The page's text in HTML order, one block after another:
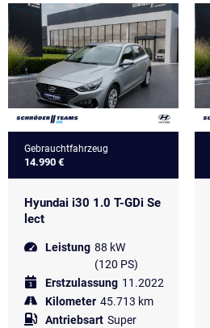
Gebrauchtfahrzeug
14.990 €
Hyundai i30 1.0 T-GDi Se
lect
Leistung 88 kW
(120 PS)
Erstzulassung 11.2022
Kilometer 45.713 km
Antriebsart Super